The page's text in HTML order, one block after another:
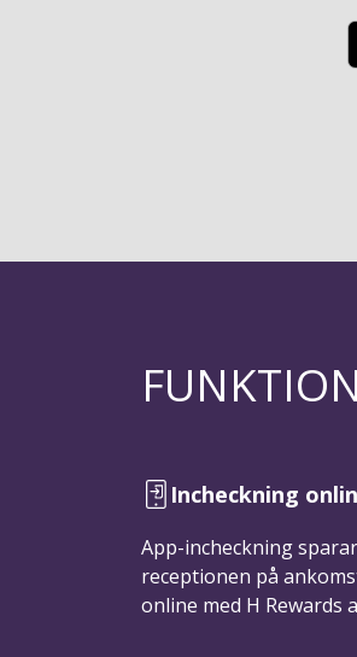
Incheckning
App-incheckning
receptionen på
online med H Rewards